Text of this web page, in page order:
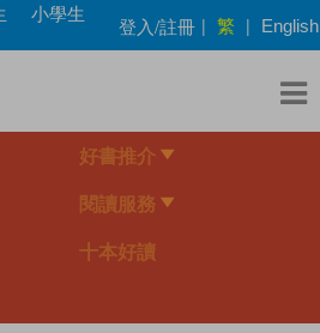
小學生
登入/註冊 | 繁 | English
好書推介
閱讀服務
十本好讀